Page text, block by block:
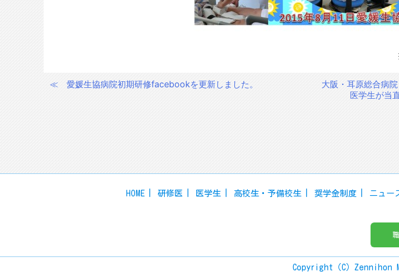
投
ー
≪ 愛媛生協病院初期研修facebookを更新しました。
大阪・耳原総合病
医学生が当
HOME 研修医 医学生 高校生・予備校生 奨学金制度 ニュー
Copyright（C）